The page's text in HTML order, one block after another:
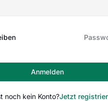
Anmelden
noch kein Konto?Jetzt